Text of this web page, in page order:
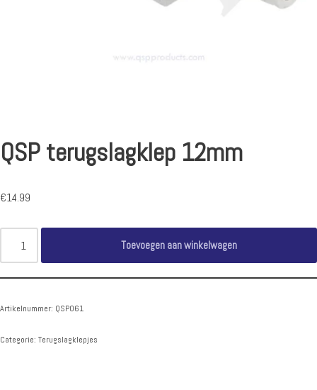
QSP terugslagklep 12mm
€14.99
Toevoegen aan winkelwagen
Artikelnummer: QSP061
Categorie: Terugslagklepjes